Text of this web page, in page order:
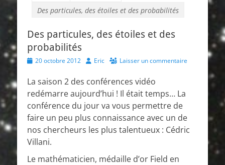
Des particules, des étoiles et des probabilités
Des particules, des étoiles et des
probabilités
Posted
20 octobre 2012 Author
Eric Laisser un commentaire
La saison 2 des conférences vidéo
redémarre aujourd’hui ! Il était temps… La
conférence du jour va vous permettre de
faire un peu plus connaissance avec un de
nos chercheurs les plus talentueux : Cédric
Villani.
Le mathématicien, médaille d’or Field en